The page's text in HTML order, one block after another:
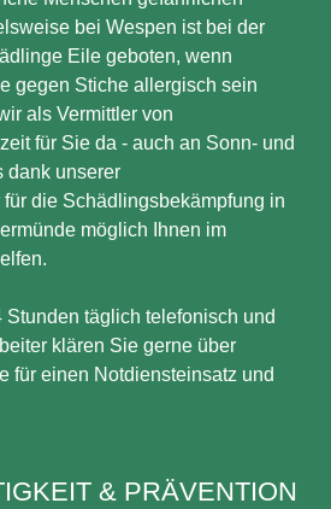
bei Wespen ist bei der
Eile geboten, wenn
gegen Stiche allergisch sein
als Vermittler von
für Sie da - auch an Sonn- und
dank unserer
die Schädlingsbekämpfung in
möglich Ihnen im
Stunden täglich telefonisch und
klären Sie gerne über
für einen Notdiensteinsatz und
& PRÄVENTION